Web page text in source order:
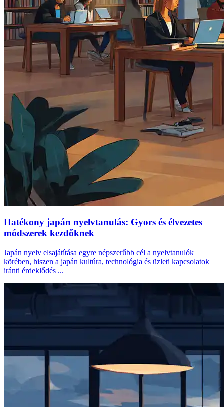
Hatékony japán nyelvtanulás: Gyors és élvezetes
módszerek kezdőknek
Japán nyelv elsajátítása egyre népszerűbb cél a nyelvtanulók
körében, hiszen a japán kultúra, technológia és üzleti kapcsolatok
iránti érdeklődés ...